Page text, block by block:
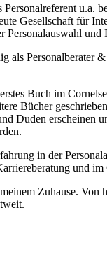
Personalreferent u.a.
Gesellschaft für
Personalauswahl und
als Personalberater
Buch im
Bücher
Duden erscheinen
in der
und im
Zuhause. Von